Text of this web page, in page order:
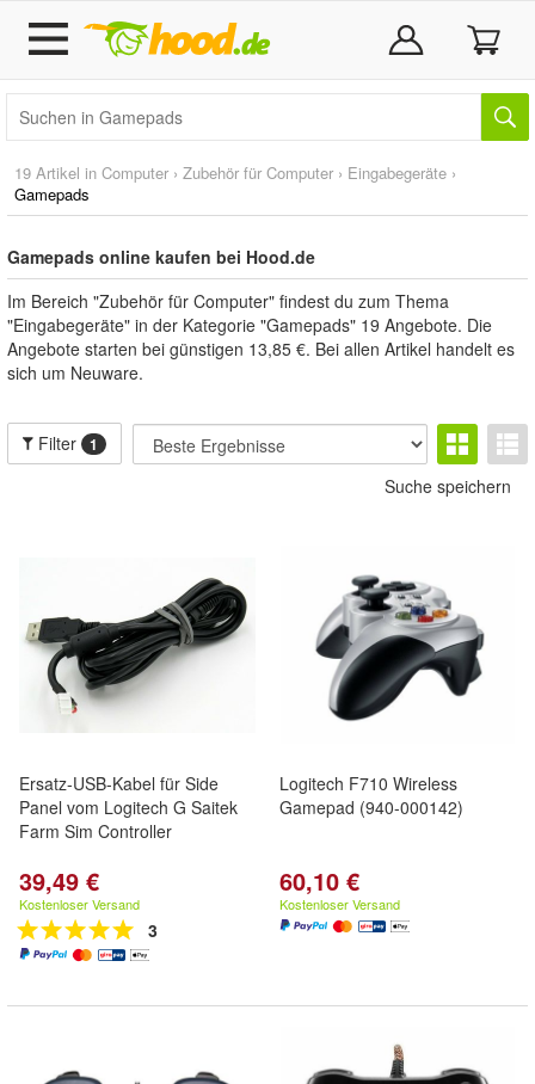
19 Artikel in Computer › Zubehör für Computer › Eingabegeräte ›
Gamepads
Gamepads online kaufen bei Hood.de
Im Bereich "Zubehör für Computer" findest du zum Thema
"Eingabegeräte" in der Kategorie "Gamepads" 19 Angebote. Die
Angebote starten bei günstigen 13,85 €. Bei allen Artikel handelt es
sich um Neuware.
Filter 1
Suche speichern
Ersatz-USB-Kabel für Side
Panel vom Logitech G Saitek
Farm Sim Controller
39,49 €
Kostenloser Versand
3
Logitech F710 Wireless
Gamepad (940-000142)
60,10 €
Kostenloser Versand